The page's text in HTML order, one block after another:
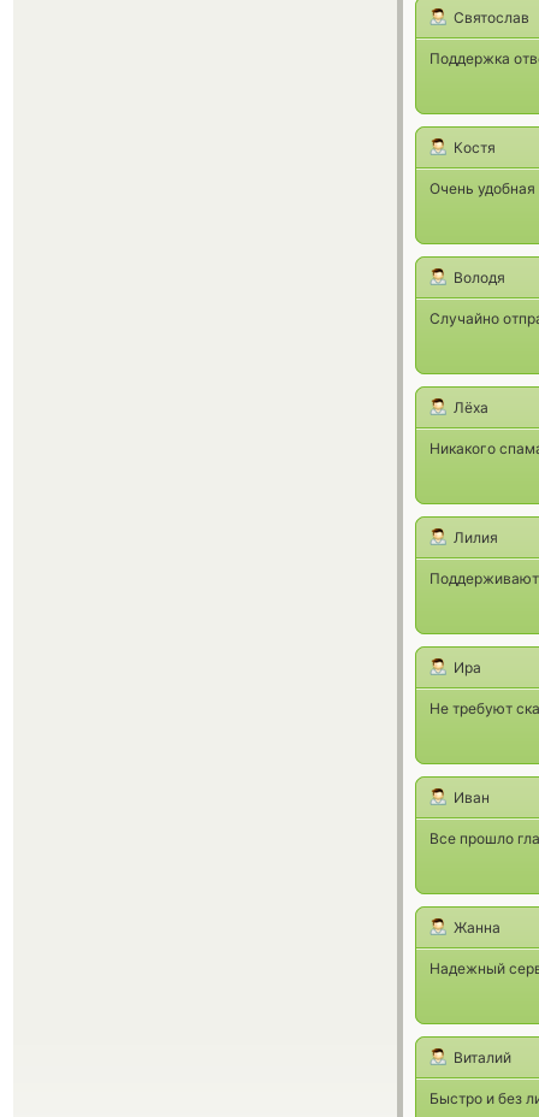
Cвятослав
Поддержка
Костя
Очень
Володя
Случайно
Лёха
Никакого
Лилия
Поддерживают
Ира
Не требуют
Иван
Все прошло
Жанна
Надежный
Виталий
Быстро и без